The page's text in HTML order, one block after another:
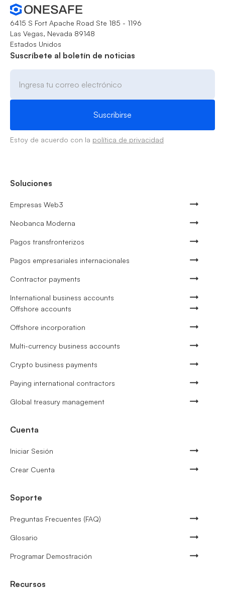
6415 S Fort Apache Road Ste 185 - 1196
Las Vegas, Nevada 89148
Estados Unidos
Suscríbete al boletín de noticias
Estoy de acuerdo con la política de privacidad
Soluciones
Empresas Web3
Neobanca Moderna
Pagos transfronterizos
Pagos empresariales internacionales
Contractor payments
International business accounts
Offshore accounts
Offshore incorporation
Multi-currency business accounts
Crypto business payments
Paying international contractors
Global treasury management
Cuenta
Iniciar Sesión
Crear Cuenta
Soporte
Preguntas Frecuentes (FAQ)
Glosario
Programar Demostración
Recursos